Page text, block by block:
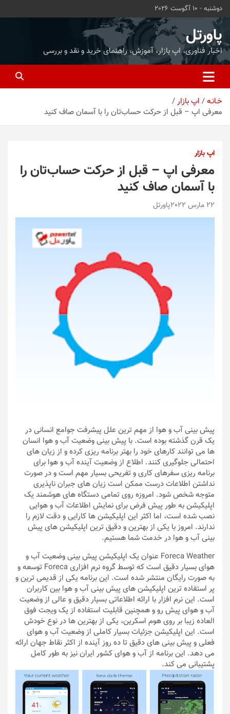
محتوا
بروید
دوشنبه - 10 آگوست 2026
پاورتل
اخبار فناوری، اپ بازار، آموزش، راهنمای خرید و نقد و بررسی
خـانـه
اپ بازار
معرفی اپ – قبل از حرکت حساب‌تان را با آسمان صاف کنید
اپ بازار
معرفی اپ – قبل از حرکت حساب‌تان را
با آسمان صاف کنید
22 مارس 2022 پاورتل
پیش بینی آب و هوا از مهم ترین علل پیشرفت جوامع انسانی در
یک قرن گذشته بوده است. با پیش بینی وضعیت آب و هوا انسان
ها می توانند کارهای خود را بهتر برنامه ریزی کرده و از زیان های
احتمالی جلوگیری کنند. اطلاع از وضعیت آینده آب و هوا برای
برنامه ریزی سفرهای کاری و تفریحی بسیار مهم است و در صورت
نداشتن اطلاعات درست ممکن است زیان های جبران ناپذیری
متوجه شخص شود. امروزه روی تمامی دستگاه های هوشمند یک
اپلیکیشن به طور پیش فرض برای نمایش اطلاعات آب و هوایی
نصب شده است، اما اکثر این اپلیکیشن ها کارایی و دقت لازم را
ندارند. امروز با یکی از بهترین و دقیق ترین اپلیکیشن های پیش
بینی آب و هوا در خدمت شما هستیم.
Foreca Weather عنوان یک اپلیکیشن پیش بینی وضعیت آب و
هوای بسیار دقیق است که توسط گروه نرم افزاری Foreca توسعه و
به صورت رایگان منتشر شده است. این برنامه یکی از قدیمی ترین و
پر استفاده ترین اپلیکیشن های پیش بینی آب و هوا بین کاربران
است. این نرم افزار با ارائه اطلاعاتی بسیار دقیق و عالی از وضعیت
آب و هوای پیش رو و همچنین قابلیت استفاده از یک ویجت فوق
العاده زیبا بر روی هوم اسکرین، یکی از بهترین ها در نوع خودش
است. این اپلیکیشن جزئیات بسیار کاملی از وضعیت آب و هوای
فعلی و پیش بینی های دقیق تا ده روز آینده از اکثر نقاط جهان ارائه
می‌ دهد. این برنامه از آب و هوای کشور ایران نیز به طور کامل
پشتیبانی می کند.